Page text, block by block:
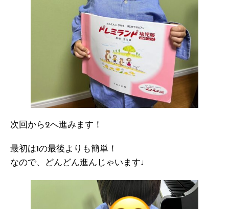
次回から2へ進みます！
最初は1の最後よりも簡単！
なので、どんどん進んじゃいます♩